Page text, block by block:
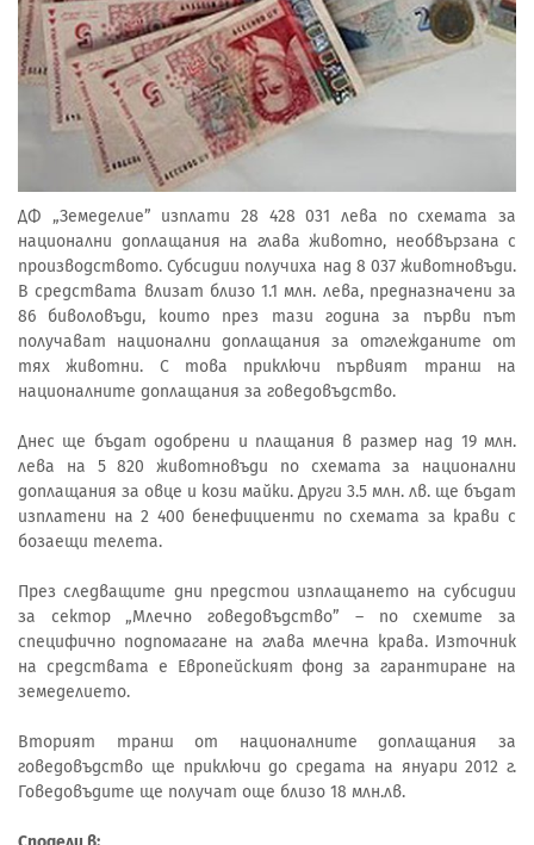
ДФ „Земеделие” изплати 28 428 031 лева по схемата за
национални доплащания на глава животно, необвързана с
производството. Субсидии получиха над 8 037 животновъди.
В средствата влизат близо 1.1 млн. лева, предназначени за
86 биволовъди, които през тази година за първи път
получават национални доплащания за отглежданите от
тях животни. С това приключи първият транш на
националните доплащания за говедовъдство.
Днес ще бъдат одобрени и плащания в размер над 19 млн.
лева на 5 820 животновъди по схемата за национални
доплащания за овце и кози майки. Други 3.5 млн. лв. ще бъдат
изплатени на 2 400 бенефициенти по схемата за крави с
бозаещи телета.
През следващите дни предстои изплащането на субсидии
за сектор „Млечно говедовъдство” – по схемите за
специфично подпомагане на глава млечна крава. Източник
на средствата е Европейският фонд за гарантиране на
земеделието.
Вторият транш от националните доплащания за
говедовъдство ще приключи до средата на януари 2012 г.
Говедовъдите ще получат още близо 18 млн.лв.